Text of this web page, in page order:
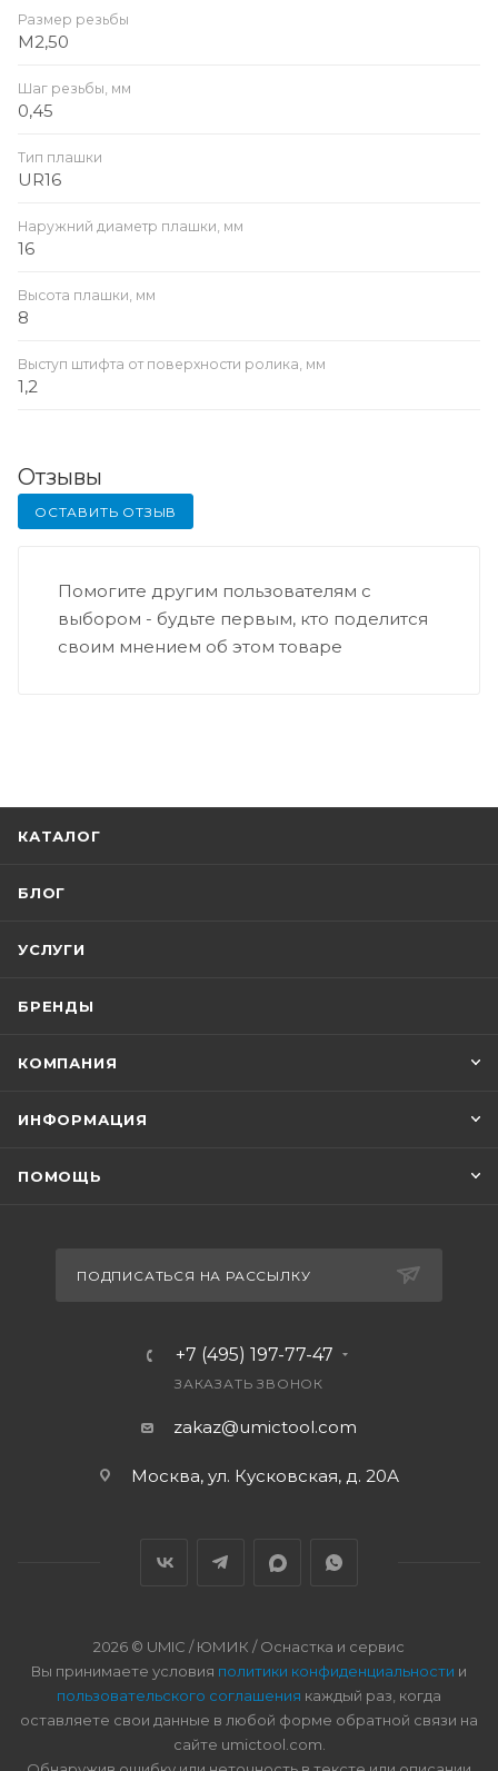
Размер резьбы
M2,50
Шаг резьбы, мм
0,45
Тип плашки
UR16
Наружний диаметр плашки, мм
16
Высота плашки, мм
8
Выступ штифта от поверхности ролика, мм
1,2
Отзывы
ОСТАВИТЬ ОТЗЫВ
Помогите другим пользователям с
выбором - будьте первым, кто поделится
своим мнением об этом товаре
КАТАЛОГ
БЛОГ
УСЛУГИ
БРЕНДЫ
КОМПАНИЯ
ИНФОРМАЦИЯ
ПОМОЩЬ
ПОДПИСАТЬСЯ НА РАССЫЛКУ
+7 (495) 197-77-47
ЗАКАЗАТЬ ЗВОНОК
zakaz@umictool.com
Москва, ул. Кусковская, д. 20А
2026 © UMIC / ЮМИК / Оснастка и сервис
Вы принимаете условия политики конфиденциальности и
пользовательского соглашения каждый раз, когда
оставляете свои данные в любой форме обратной связи на
сайте umictool.com.